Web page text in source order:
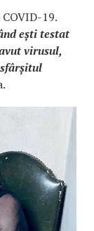
19.
ești testat
virusul,